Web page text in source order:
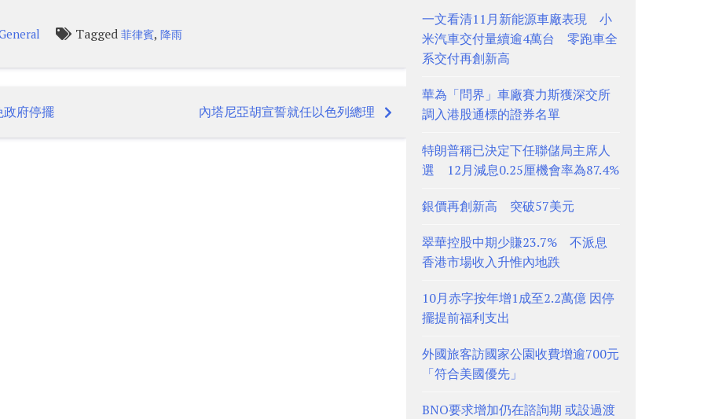
Tagged菲律賓,降雨
府停擺 內塔尼亞胡宣誓就任以色列總理
一文看清11月新能源車廠表現 小
米汽車交付量續逾4萬台 零跑車全
系交付再創新高
華為「問界」車廠賽力斯獲深交所
調入港股通標的證券名單
特朗普稱已決定下任聯儲局主席人
選 12月減息0.25厘機會率為87.4%
銀價再創新高 突破57美元
翠華控股中期少賺23.7% 不派息
香港市場收入升惟內地跌
10月赤字按年增1成至2.2萬億 因停
擺提前福利支出
外國旅客訪國家公園收費增逾700元
「符合美國優先」
BNO要求增加仍在諮詢期 或設過渡